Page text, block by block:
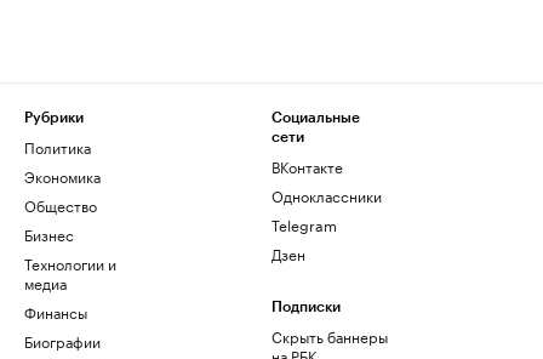
Рубрики
Политика
Экономика
Общество
Бизнес
Технологии и
медиа
Финансы
Биографии
Социальные
сети
ВКонтакте
Одноклассники
Telegram
Дзен
Подписки
Скрыть баннеры